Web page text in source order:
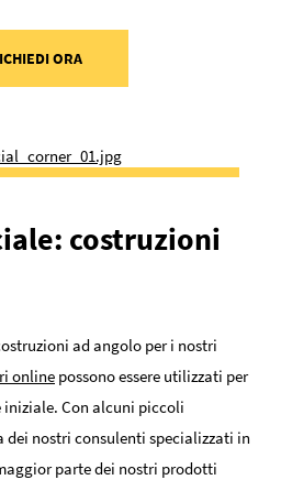
ORA
costruzioni
ad angolo per i nostri
online possono essere utilizzati per
Con alcuni piccoli
dei nostri consulenti specializzati in
parte dei nostri prodotti